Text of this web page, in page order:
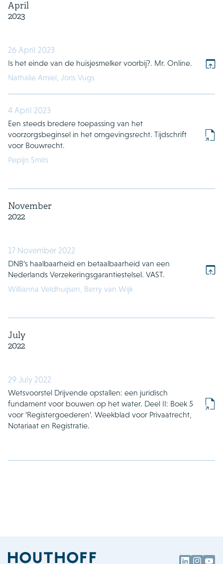
April
2023
26 April 2023
Is het einde van de huisjesmelker voorbij?. Mr. Online.
Nathalie Amiel, Joris Vugs
4 April 2023
Een steeds bredere toepassing van het
voorzorgsbeginsel in het omgevingsrecht. Tijdschrift
voor Bouwrecht.
Pepijn Smits
November
2022
17 November 2022
DNB’s haalbaarheid en betaalbaarheid van een
Nederlands Verzekeringsgarantiestelsel. VAST.
Willianna Veldhuijsen, Berry van Wijk
July
2022
29 July 2022
Wetsvoorstel Drijvende opstallen: een juridisch
fundament voor bouwen op het water. Deel II: Boek 5
voor ‘Registergoederen’. Weekblad voor Privaatrecht,
Notariaat en Registratie.